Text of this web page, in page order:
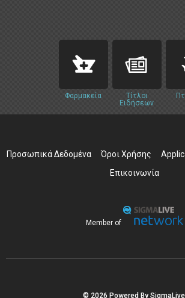
Φαρμακεία
Τίτλοι
Ειδήσεων
Προσωπικά Δεδομένα Όροι Χρήσης
Επικοινωνία
Member of
© 2026 Powered By